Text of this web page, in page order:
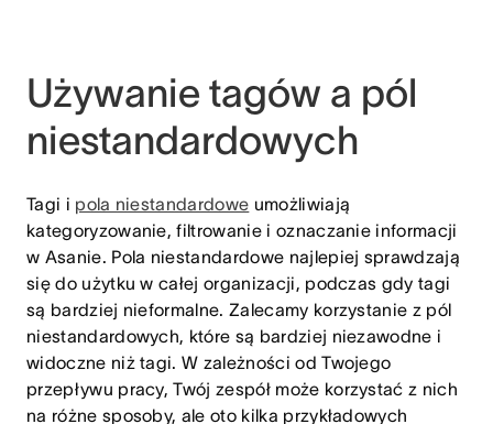
Używanie tagów a pól
niestandardowych
Tagi i pola niestandardowe umożliwiają
kategoryzowanie, filtrowanie i oznaczanie informacji
w Asanie. Pola niestandardowe najlepiej sprawdzają
się do użytku w całej organizacji, podczas gdy tagi
są bardziej nieformalne. Zalecamy korzystanie z pól
niestandardowych, które są bardziej niezawodne i
widoczne niż tagi. W zależności od Twojego
przepływu pracy, Twój zespół może korzystać z nich
na różne sposoby, ale oto kilka przykładowych